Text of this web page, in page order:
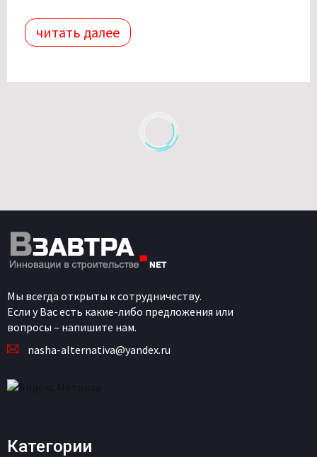
читать далее
Мы всегда открыты к сотрудничеству.
Если у Вас есть какие-либо предложения или
вопросы – напишите нам.
nasha-alternativa@yandex.ru
Категории